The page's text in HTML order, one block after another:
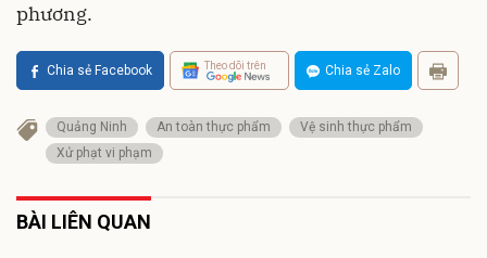
phương.
Chia sẻ Facebook Theo dõi trên Chia sẻ Zalo
Quảng Ninh An toàn thực phẩm
Vệ sinh thực phẩm
Xử phạt vi phạm
BÀI LIÊN QUAN